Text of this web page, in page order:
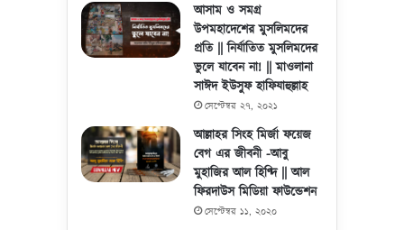
আসাম ও সমগ্র
উপমহাদেশের মুসলিমদের
প্রতি || নির্যাতিত মুসলিমদের
ভুলে যাবেন না! || মাওলানা
সাঈদ ইউসুফ হাফিযাহুল্লাহ
সেপ্টেম্বর ২৭, ২০২১
আল্লাহর সিংহ মির্জা ফয়েজ
বেগ এর জীবনী -আবু
মুহাজির আল হিণ্দি || আল
ফিরদাউস মিডিয়া ফাউন্ডেশন
সেপ্টেম্বর ১১, ২০২০